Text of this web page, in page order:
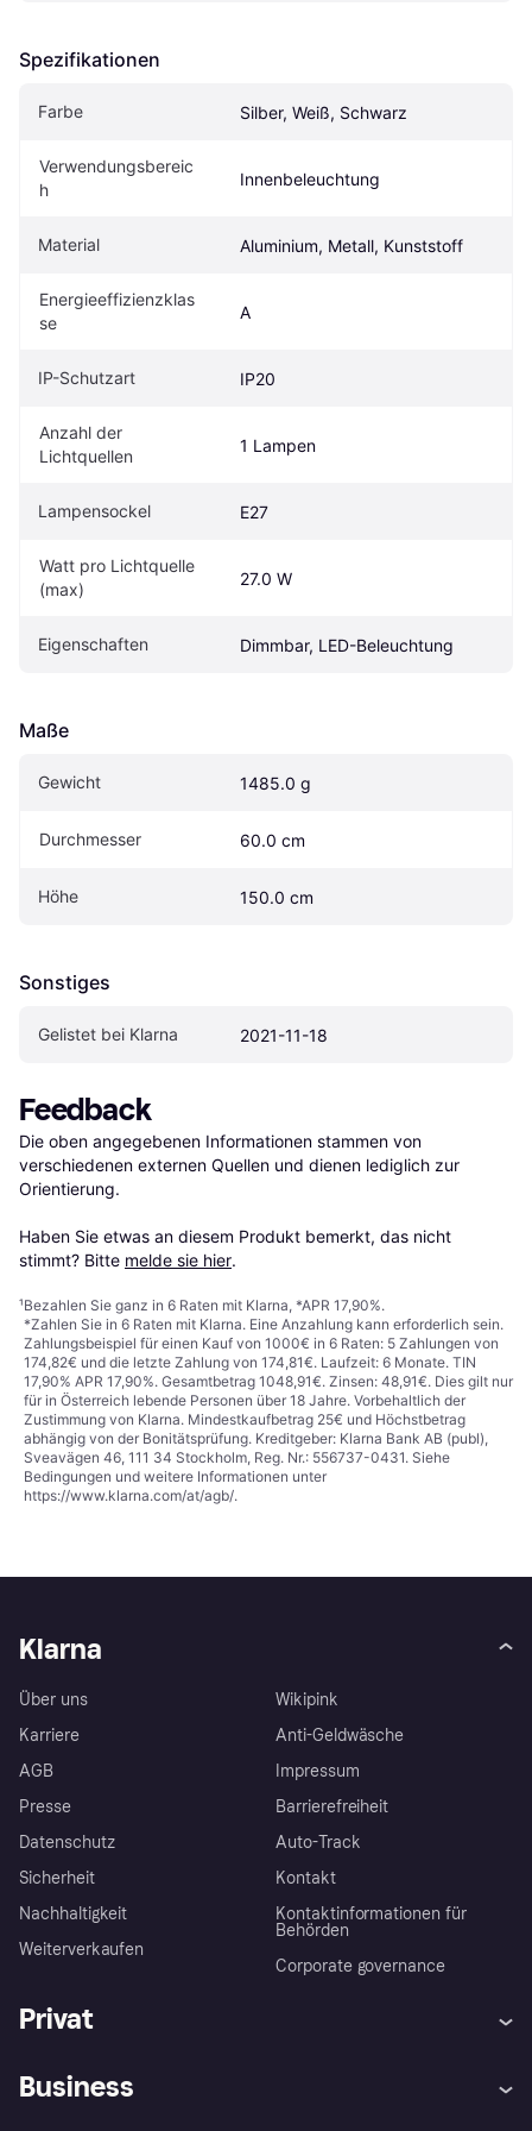
Spezifikationen
Farbe Silber, Weiß, Schwarz
Verwendungsbereic
h
Innenbeleuchtung
Material Aluminium, Metall, Kunststoff
Energieeffizienzklas
se
A
IP-Schutzart IP20
Anzahl der
Lichtquellen
1 Lampen
Lampensockel E27
Watt pro Lichtquelle
(max)
27.0 W
Eigenschaften Dimmbar, LED-Beleuchtung
Maße
Gewicht 1485.0 g
Durchmesser 60.0 cm
Höhe 150.0 cm
Sonstiges
Gelistet bei Klarna 2021-11-18
Feedback
Die oben angegebenen Informationen stammen von
verschiedenen externen Quellen und dienen lediglich zur
Orientierung.
Haben Sie etwas an diesem Produkt bemerkt, das nicht
stimmt? Bitte melde sie hier.
¹Bezahlen Sie ganz in 6 Raten mit Klarna, *APR 17,90%.
*Zahlen Sie in 6 Raten mit Klarna. Eine Anzahlung kann erforderlich sein.
Zahlungsbeispiel für einen Kauf von 1000€ in 6 Raten: 5 Zahlungen von
174,82€ und die letzte Zahlung von 174,81€. Laufzeit: 6 Monate. TIN
17,90% APR 17,90%. Gesamtbetrag 1048,91€. Zinsen: 48,91€. Dies gilt nur
für in Österreich lebende Personen über 18 Jahre. Vorbehaltlich der
Zustimmung von Klarna. Mindestkaufbetrag 25€ und Höchstbetrag
abhängig von der Bonitätsprüfung. Kreditgeber: Klarna Bank AB (publ),
Sveavägen 46, 111 34 Stockholm, Reg. Nr.: 556737-0431. Siehe
Bedingungen und weitere Informationen unter
https://www.klarna.com/at/agb/.
Klarna
Über uns
Karriere
AGB
Presse
Datenschutz
Sicherheit
Nachhaltigkeit
Weiterverkaufen
Wikipink
Anti-Geldwäsche
Impressum
Barrierefreiheit
Auto-Track
Kontakt
Kontaktinformationen für
Behörden
Corporate governance
Privat
Business